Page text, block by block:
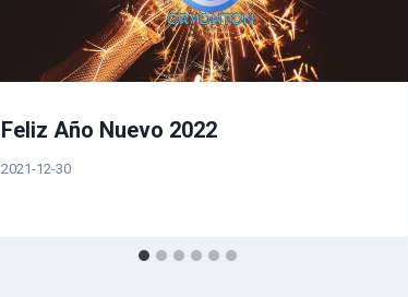
Feliz Año Nuevo 2022
2021-12-30